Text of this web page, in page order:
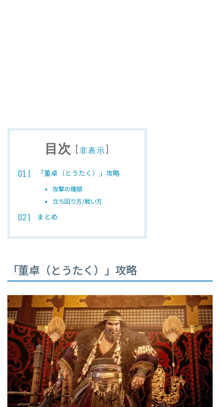
目次 [非表示]
「董卓（とうたく）」攻略
攻撃の種類
立ち回り方/戦い方
まとめ
「董卓（とうたく）」攻略